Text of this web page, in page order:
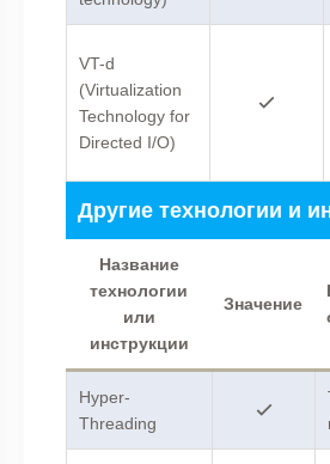
VT-d
(Virtualization
Technology for
Directed I/O)
Другие технологии и
Название
технологии
или
инструкции
Значение
Hyper-
Threading